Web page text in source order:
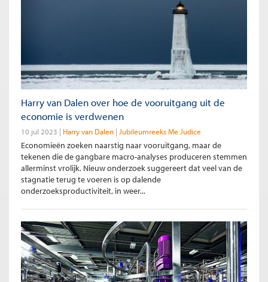
Harry van Dalen over hoe de vooruitgang uit de
economie is verdwenen
10 jul 2023 Harry van Dalen Jubileumreeks Me Judice
Economieën zoeken naarstig naar vooruitgang, maar de
tekenen die de gangbare macro-analyses produceren stemmen
allerminst vrolijk. Nieuw onderzoek suggereert dat veel van de
stagnatie terug te voeren is op dalende
onderzoeksproductiviteit, in weer...